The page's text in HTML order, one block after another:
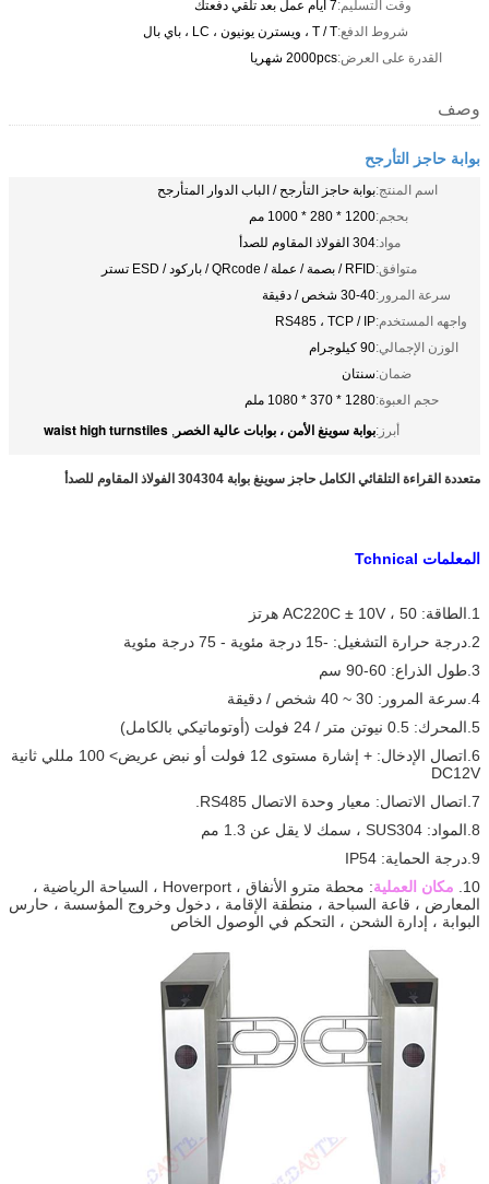
وقت التسليم:7 أيام عمل بعد تلقي دفعتك
شروط الدفع:T / T ، ويسترن يونيون ، LC ، باي بال
القدرة على العرض:2000pcs شهريا
وصف
بوابة حاجز التأرجح
اسم المنتج:بوابة حاجز التأرجح / الباب الدوار المتأرجح
بحجم:1200 * 280 * 1000 مم
مواد:304 الفولاذ المقاوم للصدأ
متوافق:RFID / بصمة / عملة / QRcode / باركود / ESD تستر
سرعة المرور:30-40 شخص / دقيقة
واجهه المستخدم:RS485 ، TCP / IP
الوزن الإجمالي:90 كيلوجرام
ضمان:سنتان
حجم العبوة:1280 * 370 * 1080 ملم
أبرز:بوابة سوينغ الأمن ، بوابات عالية الخصر ,
waist high turnstiles
متعددة القراءة التلقائي الكامل حاجز سوينغ بوابة 304304 الفولاذ المقاوم للصدأ
المعلمات Tchnical
1.الطاقة: AC220C ± 10V ، 50 هرتز
2.درجة حرارة التشغيل: -15 درجة مئوية - 75 درجة مئوية
3.طول الذراع: 60-90 سم
4.سرعة المرور: 30 ~ 40 شخص / دقيقة
5.المحرك: 0.5 نيوتن متر / 24 فولت (أوتوماتيكي بالكامل)
6.اتصال الإدخال: + إشارة مستوى 12 فولت أو نبض عريض> 100 مللي ثانية
DC12V
7.اتصال الاتصال: معيار وحدة الاتصال RS485.
8.المواد: SUS304 ، سمك لا يقل عن 1.3 مم
9.درجة الحماية: IP54
10.
مكان العملية
: محطة مترو الأنفاق ، Hoverport ، السياحة الرياضية ،
المعارض ، قاعة السباحة ، منطقة الإقامة ، دخول وخروج المؤسسة ، حارس
البوابة ، إدارة الشحن ، التحكم في الوصول الخاص